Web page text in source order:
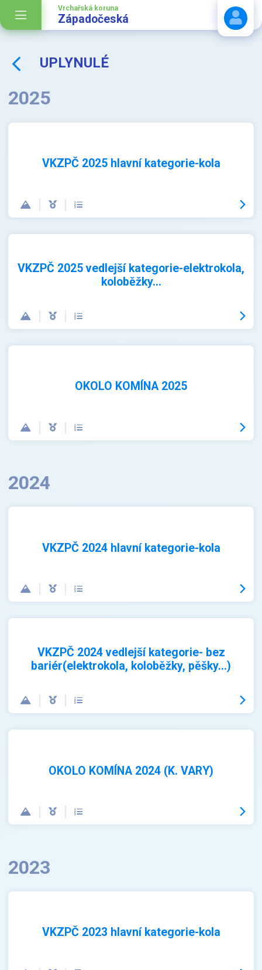
Vrchařská koruna
Západočeská
UPLYNULÉ
2025
VKZPČ 2025 hlavní kategorie-kola
VKZPČ 2025 vedlejší kategorie-elektrokola,
koloběžky...
OKOLO KOMÍNA 2025
2024
VKZPČ 2024 hlavní kategorie-kola
VKZPČ 2024 vedlejší kategorie- bez
bariér(elektrokola, koloběžky, pěšky...)
OKOLO KOMÍNA 2024 (K. VARY)
2023
VKZPČ 2023 hlavní kategorie-kola